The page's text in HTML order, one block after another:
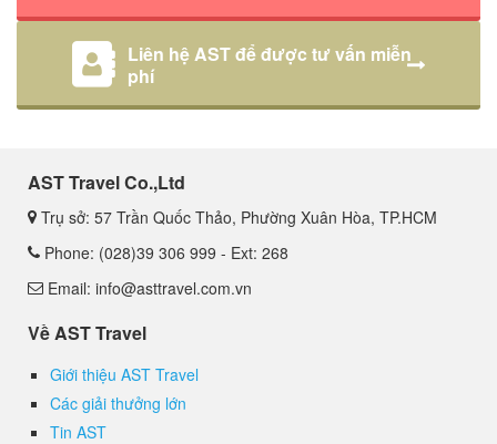
Liên hệ AST để được tư vấn miễn
phí
AST Travel Co.,Ltd
Trụ sở: 57 Trần Quốc Thảo, Phường Xuân Hòa, TP.HCM
Phone: (028)39 306 999 - Ext: 268
Email: info@asttravel.com.vn
Về AST Travel
Giới thiệu AST Travel
Các giải thưởng lớn
Tin AST